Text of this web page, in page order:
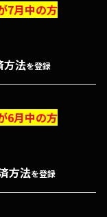
7月中の方
方法を登録
6月中の方
方法を登録